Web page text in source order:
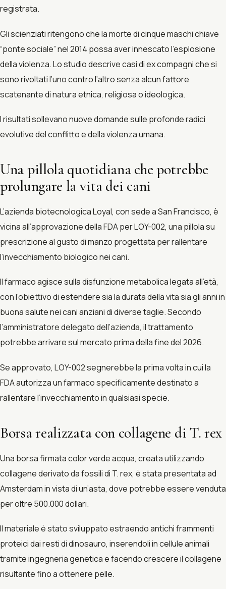
registrata.
Gli scienziati ritengono che la morte di cinque maschi chiave
“ponte sociale” nel 2014 possa aver innescato l’esplosione
della violenza. Lo studio descrive casi di ex compagni che si
sono rivoltati l’uno contro l’altro senza alcun fattore
scatenante di natura etnica, religiosa o ideologica.
I risultati sollevano nuove domande sulle profonde radici
evolutive del conflitto e della violenza umana.
Una pillola quotidiana che potrebbe
prolungare la vita dei cani
L’azienda biotecnologica Loyal, con sede a San Francisco, è
vicina all’approvazione della FDA per LOY-002, una pillola su
prescrizione al gusto di manzo progettata per rallentare
l’invecchiamento biologico nei cani.
Il farmaco agisce sulla disfunzione metabolica legata all’età,
con l’obiettivo di estendere sia la durata della vita sia gli anni in
buona salute nei cani anziani di diverse taglie. Secondo
l’amministratore delegato dell’azienda, il trattamento
potrebbe arrivare sul mercato prima della fine del 2026.
Se approvato, LOY-002 segnerebbe la prima volta in cui la
FDA autorizza un farmaco specificamente destinato a
rallentare l’invecchiamento in qualsiasi specie.
Borsa realizzata con collagene di T. rex
Una borsa firmata color verde acqua, creata utilizzando
collagene derivato da fossili di T. rex, è stata presentata ad
Amsterdam in vista di un’asta, dove potrebbe essere venduta
per oltre 500.000 dollari.
Il materiale è stato sviluppato estraendo antichi frammenti
proteici dai resti di dinosauro, inserendoli in cellule animali
tramite ingegneria genetica e facendo crescere il collagene
risultante fino a ottenere pelle.